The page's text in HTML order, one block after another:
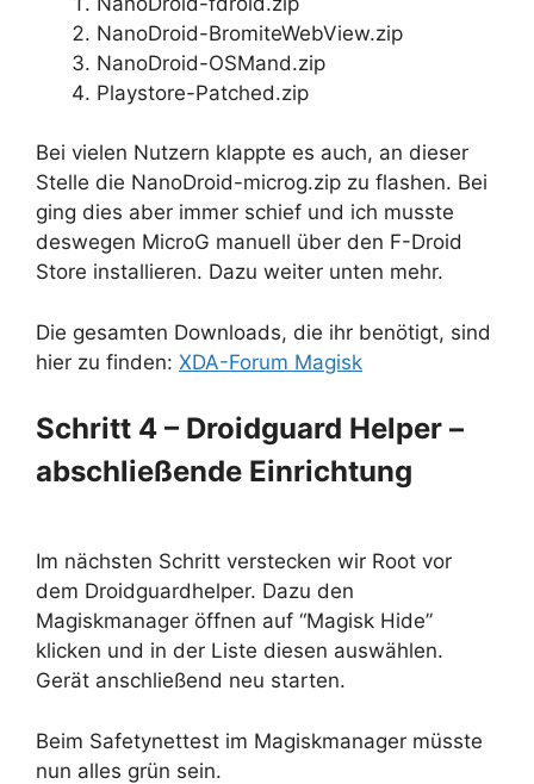
NanoDroid-BromiteWebView.zip
NanoDroid-OSMand.zip
Playstore-Patched.zip
Bei vielen Nutzern klappte es auch, an dieser
Stelle die NanoDroid-microg.zip zu flashen. Bei
ging dies aber immer schief und ich musste
deswegen MicroG manuell über den F-Droid
Store installieren. Dazu weiter unten mehr.
Die gesamten Downloads, die ihr benötigt, sind
hier zu finden: XDA-Forum Magisk
Schritt 4 – Droidguard Helper –
abschließende Einrichtung
Im nächsten Schritt verstecken wir Root vor
dem Droidguardhelper. Dazu den
Magiskmanager öffnen auf “Magisk Hide”
klicken und in der Liste diesen auswählen.
Gerät anschließend neu starten.
Beim Safetynettest im Magiskmanager müsste
nun alles grün sein.